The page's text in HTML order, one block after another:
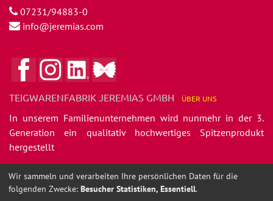
07231/94883-0
info@jeremias.com
TEIGWARENFABRIK JEREMIAS GMBH ÜBER UNS
In unserem Familienunternehmen wird nunmehr in der 3.
Generation ein qualitativ hochwertiges Spitzenprodukt
hergestellt
- die Jeremias feinen Nudelspezialitäten.
Wir sammeln und verarbeiten Ihre persönlichen Daten für die
folgenden Zwecke: Besucher Statistiken, Essentiell.